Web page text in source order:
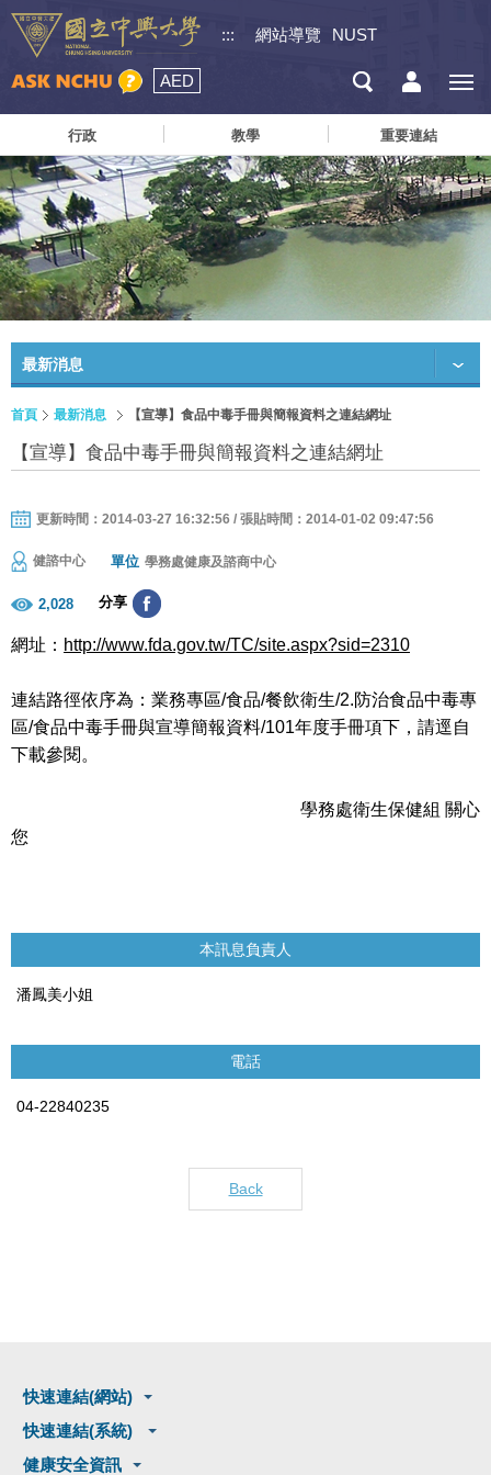
::: 網站導覽 NUST
AED
行政 教學 重要連結
最新消息
首頁 最新消息 【宣導】食品中毒手冊與簡報資料之連結網址
【宣導】食品中毒手冊與簡報資料之連結網址
更新時間：2014-03-27 16:32:56 / 張貼時間：2014-01-02 09:47:56
健諮中心 單位 學務處健康及諮商中心
2,028 分享
網址： http://www.fda.gov.tw/TC/site.aspx?sid=2310
連結路徑依序為：業務專區/食品/餐飲衛生/2.防治食品中毒專
區/食品中毒手冊與宣導簡報資料/101年度手冊項下，請逕自
下載參閱。
學務處衛生保健組 關心
您
本訊息負責人
潘鳳美小姐
電話
04-22840235
Back
快速連結(網站)
快速連結(系統)
健康安全資訊